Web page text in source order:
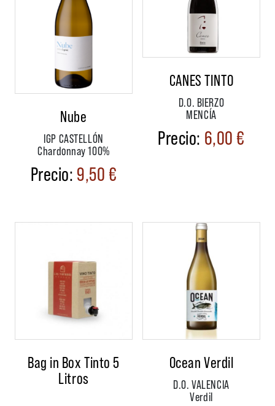
Nube
IGP CASTELLÓN
Chardonnay 100%
9,50€
CANES TINTO
D.O. BIERZO
MENCÍA
6,00€
Bag in Box Tinto 5
Litros
Ocean Verdil
D.O. VALENCIA
Verdil